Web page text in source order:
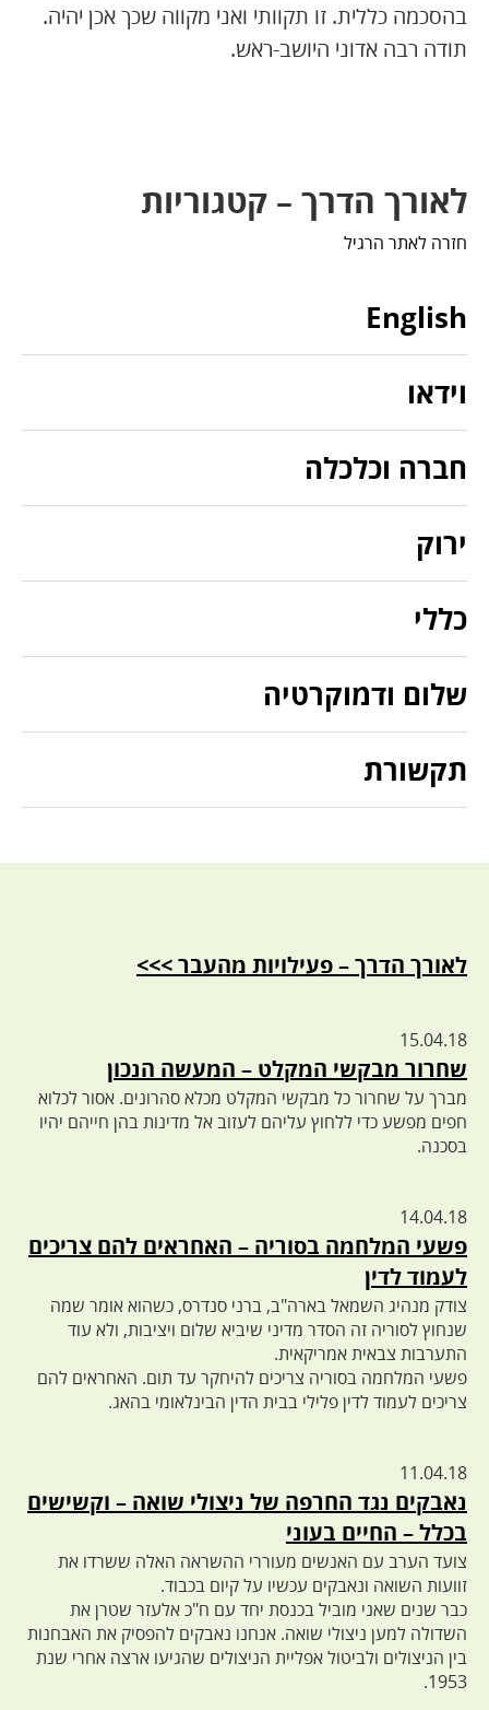
בהסכמה כללית. זו תקוותי ואני מקווה שכך אכן יהיה.
תודה רבה אדוני היושב-ראש.
לאורך הדרך – קטגוריות
חזרה לאתר הרגיל
English
וידאו
חברה וכלכלה
ירוק
כללי
שלום ודמוקרטיה
תקשורת
לאורך הדרך – פעילויות מהעבר >>>
15.04.18
שחרור מבקשי המקלט – המעשה הנכון
מברך על שחרור כל מבקשי המקלט מכלא סהרונים. אסור לכלוא
חפים מפשע כדי ללחוץ עליהם לעזוב אל מדינות בהן חייהם יהיו
בסכנה.
14.04.18
פשעי המלחמה בסוריה – האחראים להם צריכים
לעמוד לדין
צודק מנהיג השמאל בארה"ב, ברני סנדרס, כשהוא אומר שמה
שנחוץ לסוריה זה הסדר מדיני שיביא שלום ויציבות, ולא עוד
התערבות צבאית אמריקאית.
פשעי המלחמה בסוריה צריכים להיחקר עד תום. האחראים להם
צריכים לעמוד לדין פלילי בבית הדין הבינלאומי בהאג.
11.04.18
נאבקים נגד החרפה של ניצולי שואה – וקשישים
בכלל – החיים בעוני
צועד הערב עם האנשים מעוררי ההשראה האלה ששרדו את
זוועות השואה ונאבקים עכשיו על קיום בכבוד.
כבר שנים שאני מוביל בכנסת יחד עם ח"כ אלעזר שטרן את
השדולה למען ניצולי שואה. אנחנו נאבקים להפסיק את האבחנות
בין הניצולים ולביטול אפליית הניצולים שהגיעו ארצה אחרי שנת
1953.